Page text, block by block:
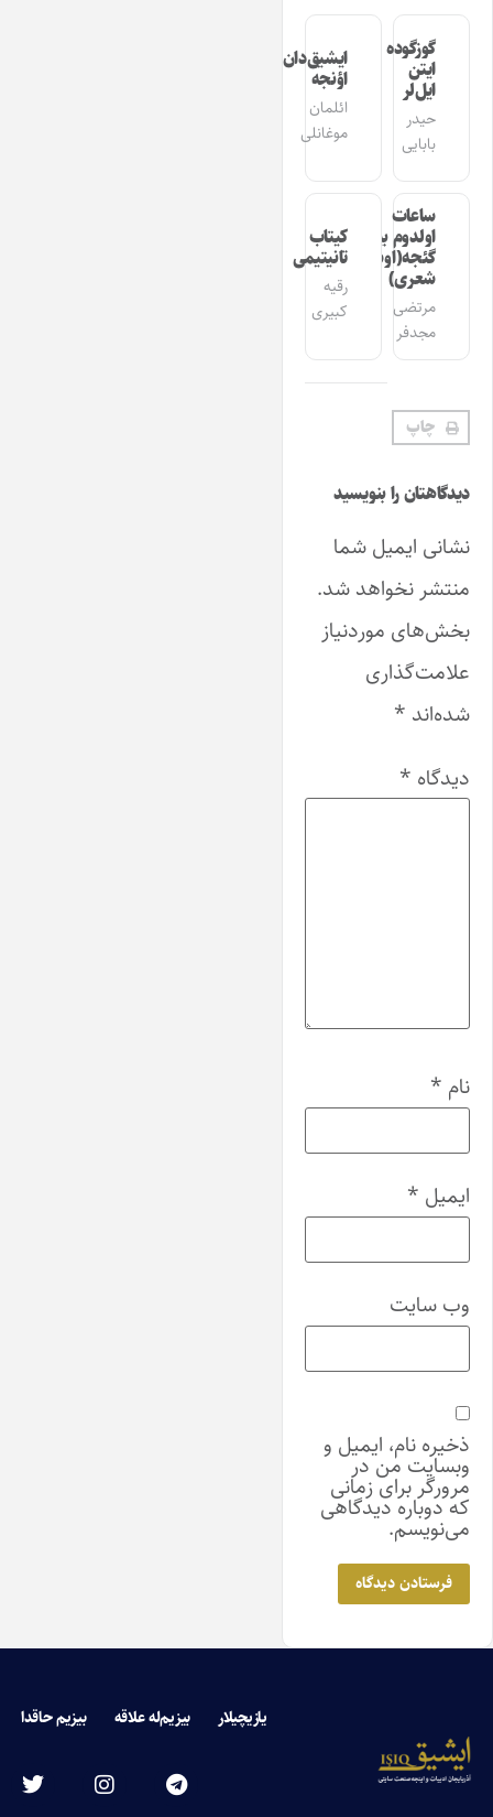
گوزگوده
ایتن
ایل‌لر
حیدر
بابایی
ایشیق‌دان
اؤنجه
ائلمان
موغانلی
ساعات
اولدوم بیر
گئجه(اوشاق
شعری)
مرتضی
مجدفر
کیتاب
تانیتیمی
رقیه
کبیری
چاپ
دیدگاهتان را بنویسید
نشانی ایمیل شما
منتشر نخواهد شد.
بخش‌های موردنیاز
علامت‌گذاری
شده‌اند *
دیدگاه *
نام *
ایمیل *
وب‌ سایت
ذخیره نام، ایمیل و
وبسایت من در
مرورگر برای زمانی
که دوباره دیدگاهی
می‌نویسم.
یازیچیلار بیزیم‌له علاقه بیزیم حاقدا